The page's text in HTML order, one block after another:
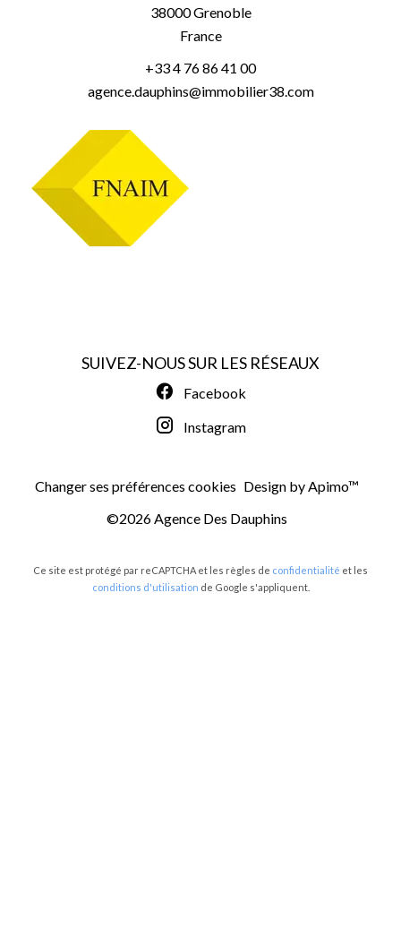
38000Grenoble
France
+33 4 76 86 41 00
agence.dauphins@immobilier38.com
SUIVEZ-NOUS SUR LES RÉSEAUX
Facebook
Instagram
Changer ses préférences cookies Design byApimo™
©2026 Agence Des Dauphins
Ce site est protégé par reCAPTCHA et les règles de confidentialité et les
conditions d'utilisation de Google s'appliquent.